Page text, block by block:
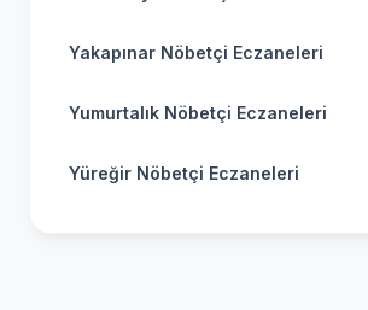
Yakapınar Nöbetçi Eczaneleri
Yumurtalık Nöbetçi Eczaneleri
Yüreğir Nöbetçi Eczaneleri